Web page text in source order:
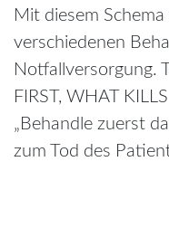
Mit diesem
verschiedenen
Notfallversorgung.
FIRST, WHAT
„Behandle zuerst
zum Tod des